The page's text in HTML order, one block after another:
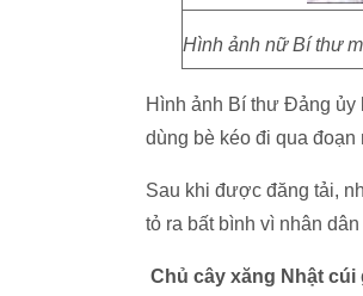
Hình ảnh nữ Bí thư
Hình ảnh Bí thư Đảng
dùng bè kéo đi qua
Sau khi được đăng tải,
tỏ ra bất bình vì nhân
Chủ cây xăng Nhật